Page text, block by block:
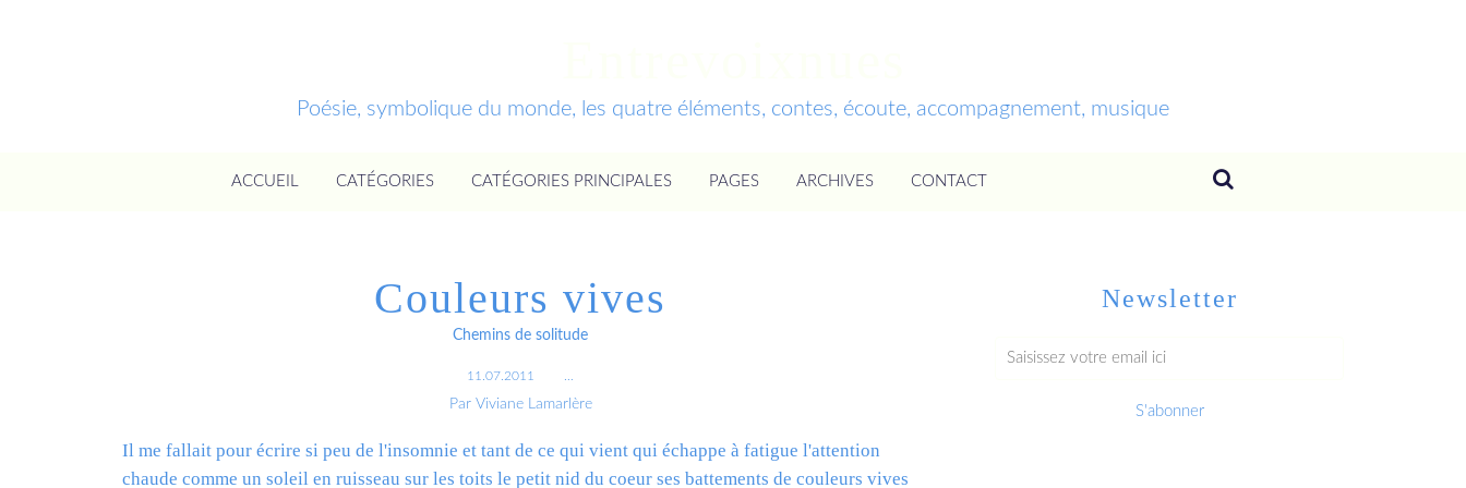
Poésie, symbolique du monde, les quatre éléments, contes, écoute, accompagnement, musique
ACCUEIL CATÉGORIES CATÉGORIES PRINCIPALES PAGES ARCHIVES CONTACT
Couleurs vives
Chemins de solitude
11.07.2011
Par Viviane Lamarlère
Il me fallait pour écrire si peu de l'insomnie et tant de ce qui vient qui échappe à fatigue l'attention
chaude comme un soleil en ruisseau sur les toits le petit nid du coeur ses battements de couleurs vives
Newsletter